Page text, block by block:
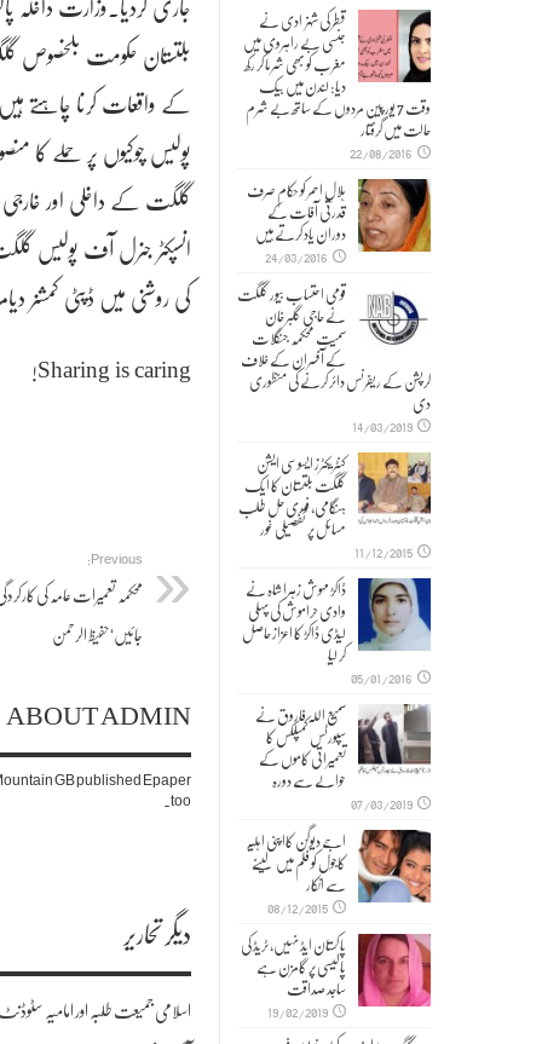
بلتستان حکومت بلخصوص
کے واقعات کرنا چاہتے
پولیس چوکیوں پر حملے کا
گلگت کے داخلی اور خارجی
انسپکٹر جنرل آف پولیس
کی روشنی میں ڈپٹی کمشنر
Sharing is caring!
Previous:
محکمہ تعمیرات عامہ کی
جائیں‘حفیظ الرحمن
ABOUT ADMIN
GB published Epaper
too.
دیگر تحاریر
اسلامی جمیعت طلبہ اور امامیہ سٹوڈنٹ
قطر کی شہزادی نے
جنسی بے راہروی میں
مغرب کو بھی شرما کر رکھ
دیا: لندن میں بیک
وقت 7 یورپین مردوں کے ساتھ بے شرم
حالت میں گرفتار
22/08/2016
ہلالِ احمر کو حکام صرف
قدرتی آفات کے
دوران یاد کرتے ہیں
24/03/2016
قومی احتساب بیور گلگت
نے حاجی گلبر خان
سمیت محکمہ جنگلات
کے آفسران کے خلاف
کرپشن کے ریفرنس دائر کرنے کی منظوری
دی
14/03/2019
کنٹریکٹرز ایسوسی ایشن
گلگت بلتستان کا ایک
ہنگامی, فوری حل طلب
مسائل پر تفصیلی غور
11/12/2015
ڈاکڑ مہوش زہرا شاہ نے
وادی حراموش کی پہلی
لیڈی ڈاکڑ کا اعزاز حاصل
کر لیا
05/01/2016
سمیع اللہ فاروق نے
سپورٹس کمپلکس کا
تعمیراتی کاموں کے
حوالے سے دورہ
07/03/2019
اجے دیوگن کااپنی اہلیہ
کاجول کو فلم میں لینے
سے انکار
08/12/2015
پاکستان ایڈ نہیں، ٹریڈ کی
پالیسی پر گامزن ہے
ساجد صداقت
19/02/2019